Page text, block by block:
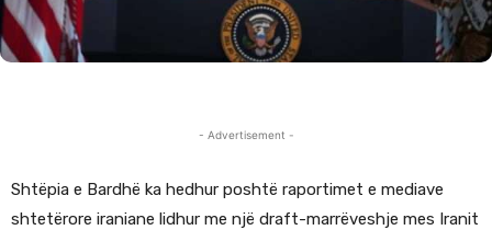
- Advertisement -
Shtëpia e Bardhë ka hedhur poshtë raportimet e mediave
shtetërore iraniane lidhur me një draft-marrëveshje mes Iranit